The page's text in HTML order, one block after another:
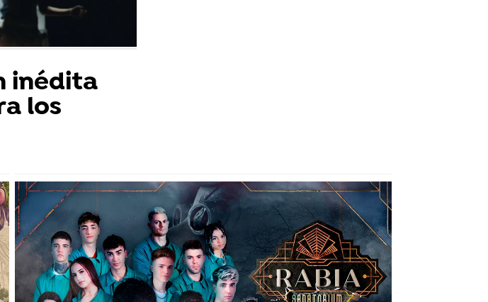
inédita
los